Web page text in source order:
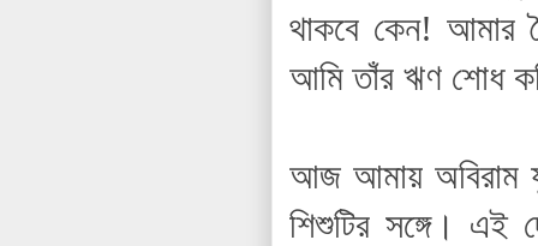
থাকবে কেন! আমার
আমি তাঁর ঋণ শোধ
আজ আমায় অবিরাম
শিশুটির সঙ্গে। এই